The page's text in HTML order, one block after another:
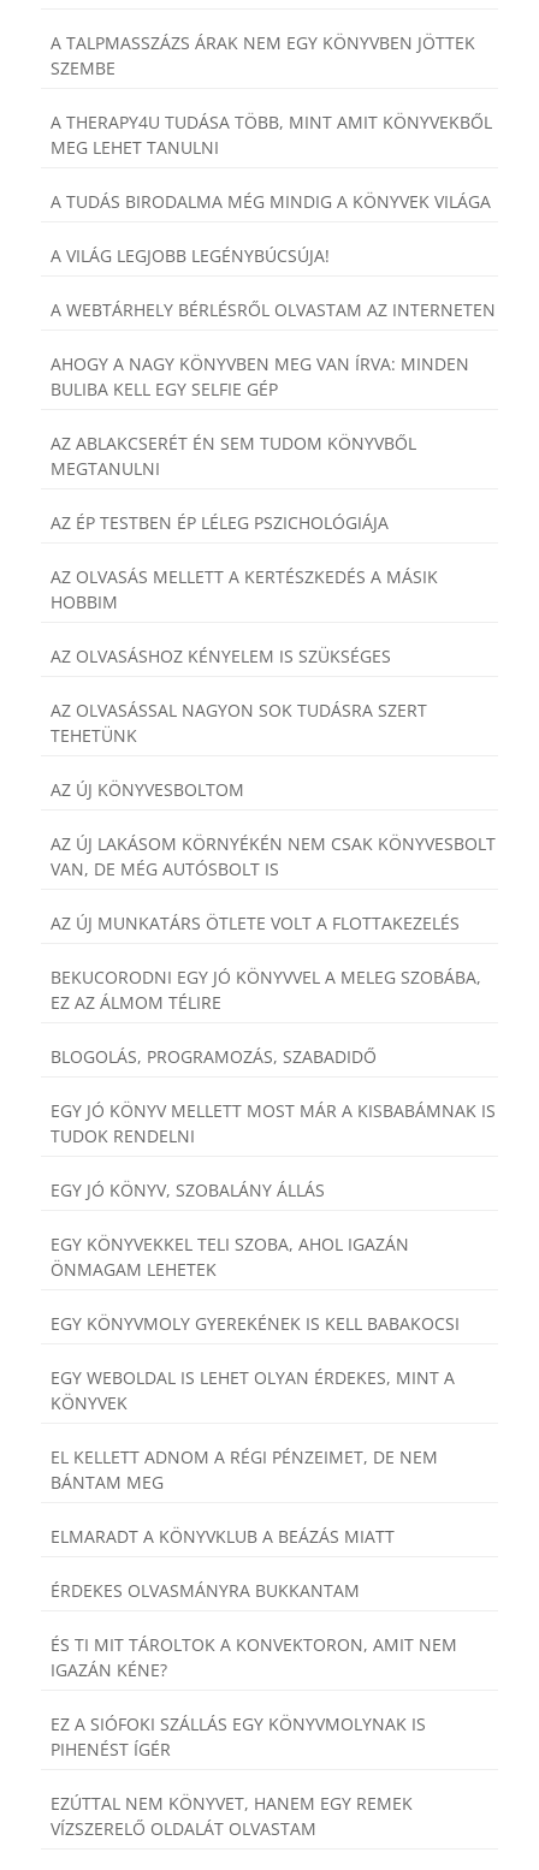
A TALPMASSZÁZS ÁRAK NEM EGY KÖNYVBEN JÖTTEK
SZEMBE
A THERAPY4U TUDÁSA TÖBB, MINT AMIT KÖNYVEKBŐL
MEG LEHET TANULNI
A TUDÁS BIRODALMA MÉG MINDIG A KÖNYVEK VILÁGA
A VILÁG LEGJOBB LEGÉNYBÚCSÚJA!
A WEBTÁRHELY BÉRLÉSRŐL OLVASTAM AZ INTERNETEN
AHOGY A NAGY KÖNYVBEN MEG VAN ÍRVA: MINDEN
BULIBA KELL EGY SELFIE GÉP
AZ ABLAKCSERÉT ÉN SEM TUDOM KÖNYVBŐL
MEGTANULNI
AZ ÉP TESTBEN ÉP LÉLEG PSZICHOLÓGIÁJA
AZ OLVASÁS MELLETT A KERTÉSZKEDÉS A MÁSIK
HOBBIM
AZ OLVASÁSHOZ KÉNYELEM IS SZÜKSÉGES
AZ OLVASÁSSAL NAGYON SOK TUDÁSRA SZERT
TEHETÜNK
AZ ÚJ KÖNYVESBOLTOM
AZ ÚJ LAKÁSOM KÖRNYÉKÉN NEM CSAK KÖNYVESBOLT
VAN, DE MÉG AUTÓSBOLT IS
AZ ÚJ MUNKATÁRS ÖTLETE VOLT A FLOTTAKEZELÉS
BEKUCORODNI EGY JÓ KÖNYVVEL A MELEG SZOBÁBA,
EZ AZ ÁLMOM TÉLIRE
BLOGOLÁS, PROGRAMOZÁS, SZABADIDŐ
EGY JÓ KÖNYV MELLETT MOST MÁR A KISBABÁMNAK IS
TUDOK RENDELNI
EGY JÓ KÖNYV, SZOBALÁNY ÁLLÁS
EGY KÖNYVEKKEL TELI SZOBA, AHOL IGAZÁN
ÖNMAGAM LEHETEK
EGY KÖNYVMOLY GYEREKÉNEK IS KELL BABAKOCSI
EGY WEBOLDAL IS LEHET OLYAN ÉRDEKES, MINT A
KÖNYVEK
EL KELLETT ADNOM A RÉGI PÉNZEIMET, DE NEM
BÁNTAM MEG
ELMARADT A KÖNYVKLUB A BEÁZÁS MIATT
ÉRDEKES OLVASMÁNYRA BUKKANTAM
ÉS TI MIT TÁROLTOK A KONVEKTORON, AMIT NEM
IGAZÁN KÉNE?
EZ A SIÓFOKI SZÁLLÁS EGY KÖNYVMOLYNAK IS
PIHENÉST ÍGÉR
EZÚTTAL NEM KÖNYVET, HANEM EGY REMEK
VÍZSZERELŐ OLDALÁT OLVASTAM